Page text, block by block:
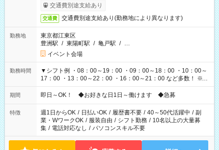
も異なります
交通費別途支給あり
交通費 交通費別途支給あり(勤務地により異なります)
勤務地
東京都江東区
豊洲駅 / 東陽町駅 / 亀戸駅 / …
イベント会場
勤務時間
▼シフト例 ・08：00～19：00 ・09：00～18：00 ・10：00～
17：00 ・13：00～22：00 ・16：00～21：00 など多数！ ※お
仕事により勤務時間が異なります
期間 即日～OK！ ◆お好きな日1日～働けます ◆急募
特徴 週1日からOK / 日払いOK / 履歴書不要 / 40～50代活躍中 / 副
業・WワークOK / 服装自由 / シフト勤務 / 10名以上の大量募
集 / 電話対応なし / パソコンスキル不要